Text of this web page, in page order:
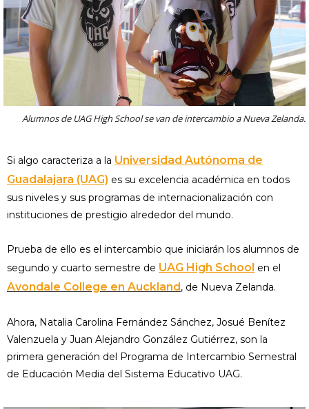
Alumnos de UAG High School se van de intercambio a Nueva Zelanda.
Si algo caracteriza a la Universidad Autónoma de
Guadalajara (UAG) es su excelencia académica en todos
sus niveles y sus programas de internacionalización con
instituciones de prestigio alrededor del mundo.
Prueba de ello es el intercambio que iniciarán los alumnos de
segundo y cuarto semestre de UAG High School en el
Avondale College en Auckland, de Nueva Zelanda.
Ahora, Natalia Carolina Fernández Sánchez, Josué Benítez
Valenzuela y Juan Alejandro González Gutiérrez, son la
primera generación del Programa de Intercambio Semestral
de Educación Media del Sistema Educativo UAG.